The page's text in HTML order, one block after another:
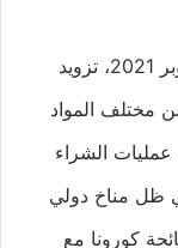
وقد استطاعت الشركة التي انشئت في أكتوبر 2021، تزويد
من 300 ألف طن من مختلف المواد
لتمويل عمليات الشراء
ظل مناخ دولي
كورونا مع